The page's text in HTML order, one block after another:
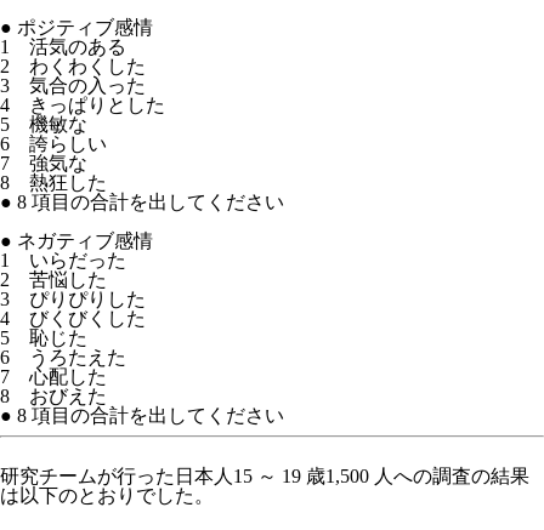
● ポジティブ感情
1 活気のある
2 わくわくした
3 気合の入った
4 きっぱりとした
5 機敏な
6 誇らしい
7 強気な
8 熱狂した
● 8 項目の合計を出してください
● ネガティブ感情
1 いらだった
2 苦悩した
3 ぴりぴりした
4 びくびくした
5 恥じた
6 うろたえた
7 心配した
8 おびえた
● 8 項目の合計を出してください
研究チームが行った日本人15 ～ 19 歳1,500 人への調査の結果
は以下のとおりでした。